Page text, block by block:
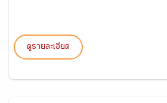
ดูรายละเอียด